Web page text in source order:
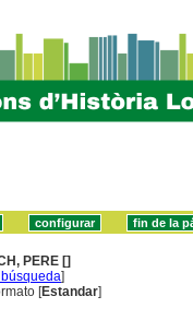
PERE []
]
[Estandar]